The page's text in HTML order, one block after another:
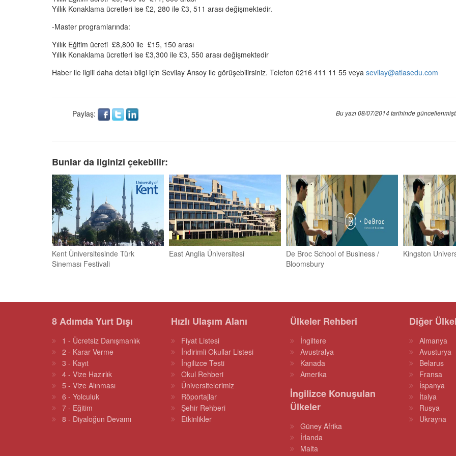
Yıllık Konaklama ücretleri ise £2, 280 ile £3, 511 arası değişmektedir.
-Master programlarında:
Yıllık Eğitim ücreti £8,800 ile £15, 150 arası
Yıllık Konaklama ücretleri ise £3,300 ile £3, 550 arası değişmektedir
Haber ile ilgili daha detalı bilgi için Sevilay Arısoy ile görüşebilirsiniz. Telefon 0216 411 11 55 veya sevilay@atlasedu.com
Paylaş: Bu yazı 08/07/2014 tarihinde
Bunlar da ilginizi çekebilir:
Kent Üniversitesinde Türk
Sineması Festivali
East Anglia Üniversitesi
De Broc School of Business /
Bloomsbury
Kingston
8 Adımda Yurt Dışı
1 - Ücretsiz Danışmanlık
2 - Karar Verme
3 - Kayıt
4 - Vize Hazırlık
5 - Vize Alınması
6 - Yolculuk
7 - Eğitim
8 - Diyaloğun Devamı
Hızlı Ulaşım Alanı
Fiyat Listesi
İndirimli Okullar Listesi
İngilizce Testi
Okul Rehberi
Üniversitelerimiz
Röportajlar
Şehir Rehberi
Etkinlikler
Ülkeler Rehberi
İngiltere
Avustralya
Kanada
Amerika
İngilizce Konuşulan
Ülkeler
Güney Afrika
İrlanda
Malta
Diğer
Almanya
Avusturya
Belarus
Fransa
İspanya
İtalya
Rusya
Ukrayna